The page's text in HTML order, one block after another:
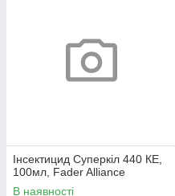
Інсектицид Суперкіл 440 КЕ,
100мл, Fader Alliance
В наявності